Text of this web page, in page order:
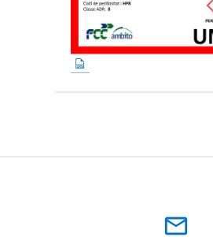
mail_outline